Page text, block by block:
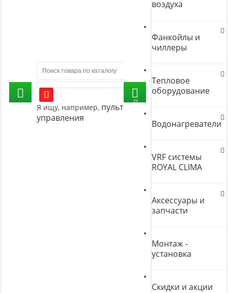
Я ищу, например, пульт
управления
воздуха
Фанкойлы и
чиллеры
Тепловое
оборудование
Водонагреватели
VRF системы
ROYAL CLIMA
Аксессуары и
запчасти
Монтаж -
установка
Скидки и акции